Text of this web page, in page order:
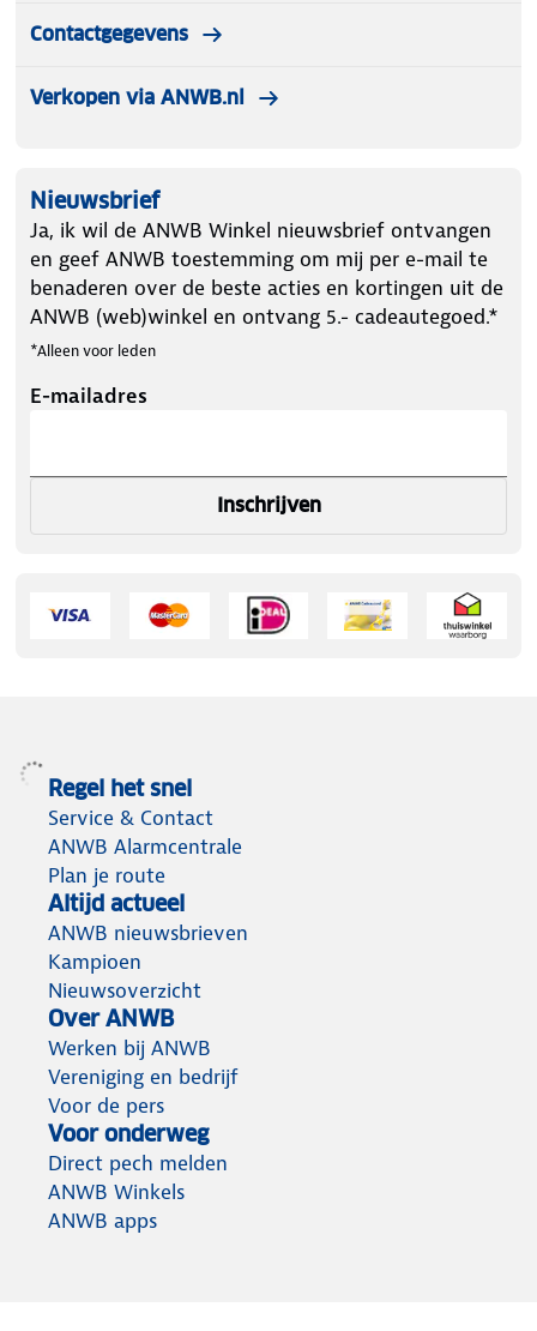
Contactgegevens
Verkopen via ANWB.nl
Nieuwsbrief
Ja, ik wil de ANWB Winkel nieuwsbrief ontvangen
en geef ANWB toestemming om mij per e-mail te
benaderen over de beste acties en kortingen uit de
ANWB (web)winkel en ontvang 5.- cadeautegoed.*
*Alleen voor leden
E-mailadres
Inschrijven
Regel het snel
Service & Contact
ANWB Alarmcentrale
Plan je route
Altijd actueel
ANWB nieuwsbrieven
Kampioen
Nieuwsoverzicht
Over ANWB
Werken bij ANWB
Vereniging en bedrijf
Voor de pers
Voor onderweg
Direct pech melden
ANWB Winkels
ANWB apps